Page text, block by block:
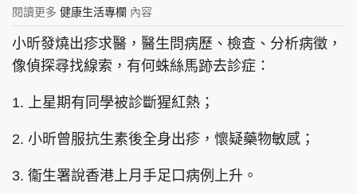
東周刊 cazbuyer 東Touch
PCM 電腦廣場 星島頭條 星島日報
閱讀更多 健康生活專欄 內容
小昕發燒出疹求醫，醫生問病歷、檢查、分析病徵，
像偵探尋找線索，有何蛛絲馬跡去診症：
1. 上星期有同學被診斷猩紅熱；
2. 小昕曾服抗生素後全身出疹，懷疑藥物敏感；
3. 衞生署說香港上月手足口病例上升。